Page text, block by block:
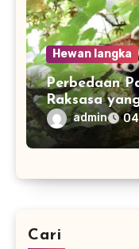
Hewan langka
Perbedaan
Raksasa
admin
Cari